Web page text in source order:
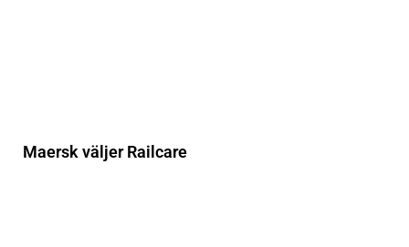
Maersk väljer Railcare